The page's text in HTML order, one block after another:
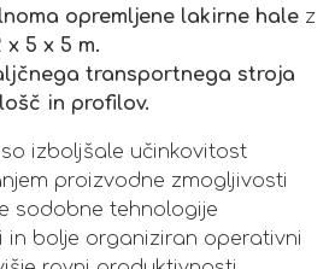
opremljene lakirne hale z
x 5 x 5 m.
transportnega stroja
in profilov.
izboljšale učinkovitost
proizvodne zmogljivosti
sodobne tehnologije
in bolje organiziran operativni